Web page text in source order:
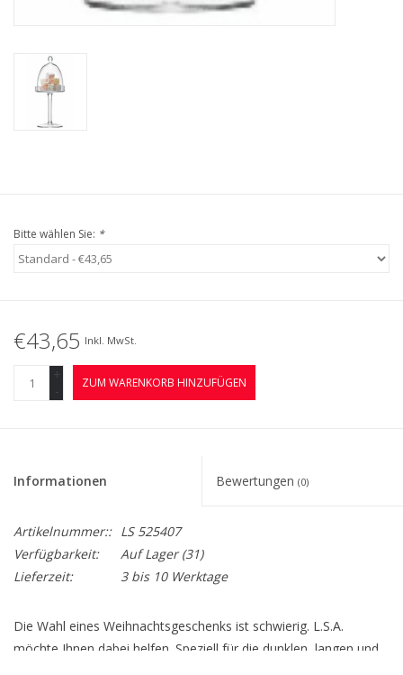
Bitte wählen Sie: *
€43,65 Inkl. MwSt.
+
-
ZUM WARENKORB HINZUFÜGEN
Informationen Bewertungen (0)
Artikelnummer:: LS 525407
Verfügbarkeit:
Auf Lager(31)
Lieferzeit:
3 bis 10 Werktage
Die Wahl eines Weihnachtsgeschenks ist schwierig. L.S.A.
möchte Ihnen dabei helfen. Speziell für die dunklen, langen und